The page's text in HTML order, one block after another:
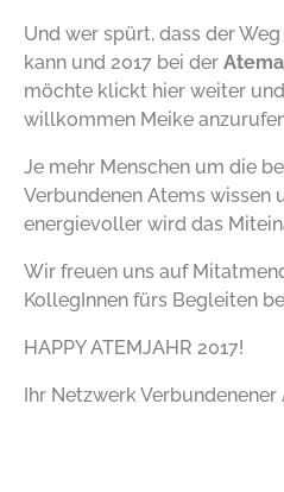
Und wer spürt, dass der
kann und 2017 bei der
möchte klickt hier weiter
willkommen Meike
Je mehr Menschen um die
Verbundenen Atems wissen
energievoller wird das
Wir freuen uns auf
KollegInnen fürs Begleiten
HAPPY ATEMJAHR 2017!
Ihr Netzwerk Verbundenener